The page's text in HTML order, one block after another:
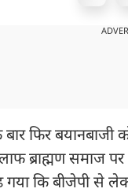
फिर बयानबाजी
ब्राह्मण
गया कि बीजेपी